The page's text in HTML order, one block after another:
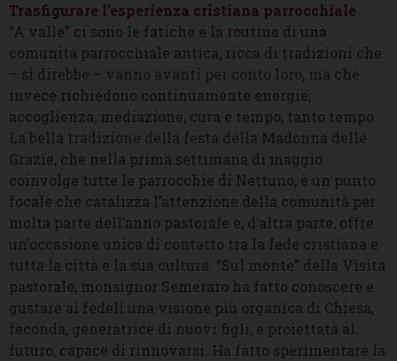
Trasfigurare l’esperienza cristiana parrocchiale
“A valle” ci sono le fatiche e la routine di una
comunità parrocchiale antica, ricca di tradizioni che
– si direbbe – vanno avanti per conto loro, ma che
invece richiedono continuamente energie,
accoglienza, mediazione, cura e tempo, tanto tempo.
La bella tradizione della festa della Madonna delle
Grazie, che nella prima settimana di maggio
coinvolge tutte le parrocchie di Nettuno, è un punto
focale che catalizza l’attenzione della comunità per
molta parte dell’anno pastorale e, d’altra parte, offre
un’occasione unica di contatto tra la fede cristiana e
tutta la città e la sua cultura. “Sul monte” della Visita
pastorale, monsignor Semeraro ha fatto conoscere e
gustare ai fedeli una visione più organica di Chiesa,
feconda, generatrice di nuovi figli, e proiettata al
futuro, capace di rinnovarsi. Ha fatto sperimentare la